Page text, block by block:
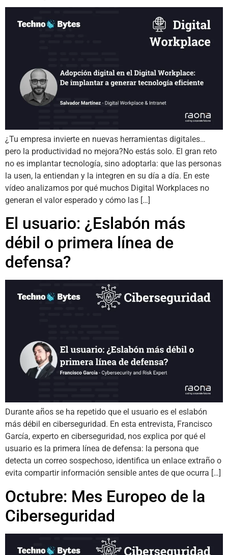
¿Tu empresa invierte en nuevas herramientas digitales…
pero la productividad no mejora?No estás solo. El gran reto
no es implantar tecnología, sino adoptarla: que las personas
la usen, la entiendan y la integren en su día a día. En este
vídeo analizamos por qué muchos Digital Workplaces no
generan el valor esperado y cómo las […]
El usuario: ¿Eslabón más
débil o primera línea de
defensa?
Durante años se ha repetido que el usuario es el eslabón
más débil en ciberseguridad. En esta entrevista, Francisco
García, experto en ciberseguridad, nos explica por qué el
usuario es la primera línea de defensa: la persona que
detecta un correo sospechoso, identifica un enlace extraño o
evita compartir información sensible antes de que ocurra […]
Octubre: Mes Europeo de la
Ciberseguridad